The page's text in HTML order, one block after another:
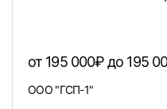
от 195 000₽ до 195
ООО "ГСП-1"